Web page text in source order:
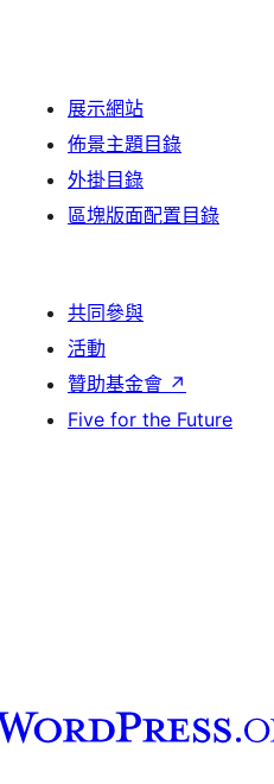
展示網站
佈景主題目錄
外掛目錄
區塊版面配置目錄
共同參與
活動
贊助基金會 ↗
Five for the Future